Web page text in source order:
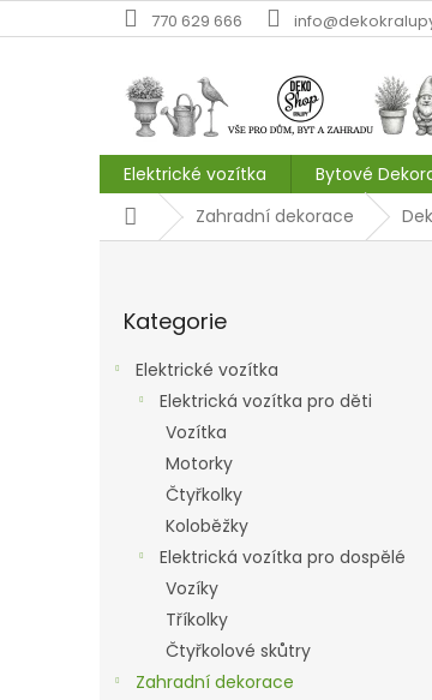
na
770 629 666
Elektrické vozítka Bytové
DomůZahradní dekorace
kategorie
Kategorie
Elektrické vozítka
Elektrická vozítka pro děti
Vozítka
Motorky
Čtyřkolky
Koloběžky
Elektrická vozítka pro dospělé
Vozíky
Tříkolky
Čtyřkolové skůtry
Zahradní dekorace